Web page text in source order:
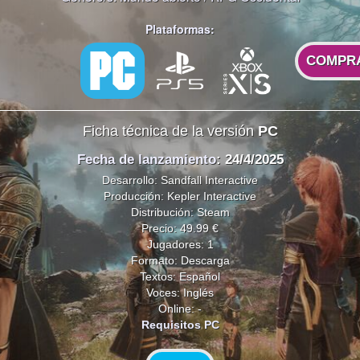
Plataformas:
Ficha técnica de la versiónPC
Fecha de lanzamiento: 24/4/2025
Desarrollo: Sandfall Interactive
Producción: Kepler Interactive
Distribución: Steam
Precio: 49.99 €
Jugadores: 1
Formato: Descarga
Textos: Español
Voces: Inglés
Online: -
Requisitos PC